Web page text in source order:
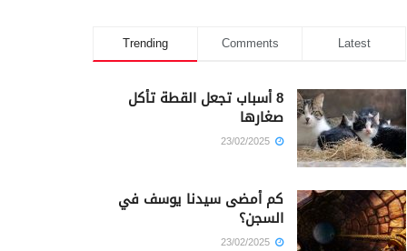
Trending Comments Latest
8 أسباب تجعل القطة تأكل
صغارها
كم أمضى سيدنا يوسف في
السجن؟